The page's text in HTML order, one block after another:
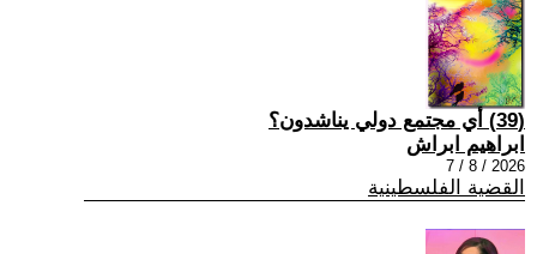
(39) أي مجتمع دولي يناشدون؟
ابراهيم ابراش
2026 / 8 / 7
القضية الفلسطينية